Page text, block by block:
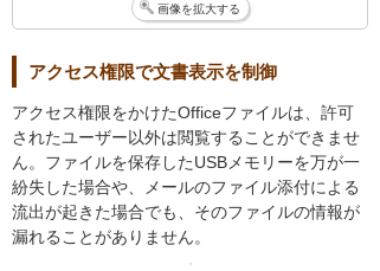
画像を拡大する
アクセス権限で文書表示を制御
アクセス権限をかけたOfficeファイルは、許可
されたユーザー以外は閲覧することができませ
ん。ファイルを保存したUSBメモリーを万が一
紛失した場合や、メールのファイル添付による
流出が起きた場合でも、そのファイルの情報が
漏れることがありません。